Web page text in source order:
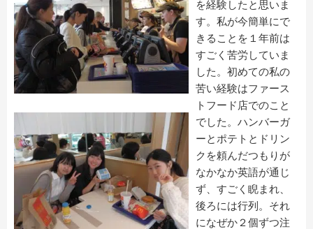
を経験したと思いま
す。私が今簡単にで
きることを１年前は
すごく苦労していま
した。初めての私の
苦い経験はファース
トフード店でのこと
でした。ハンバーガ
ーとポテトとドリン
クを頼んだつもりが
なかなか英語が通じ
ず、すごく睨まれ、
後ろには行列。それ
になぜか２個ずつ注